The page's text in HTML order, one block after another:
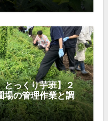
っくり芋班】２
場の管理作業と調